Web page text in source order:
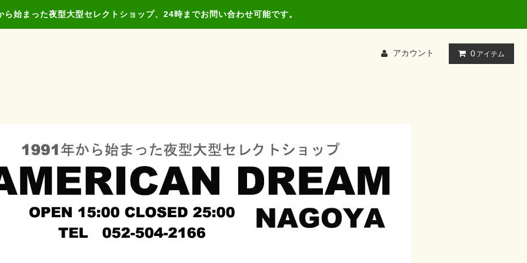
ら始まった夜型大型セレクトショップ、24時までお問い合わせ可能です。
アカウント 0 アイテム